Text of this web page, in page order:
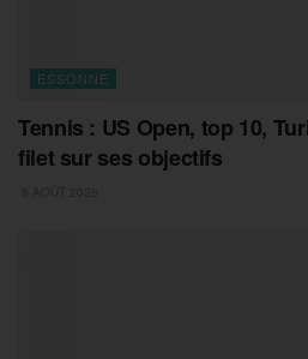
ESSONNE
Tennis : US Open, top 10,
filet sur ses objectifs